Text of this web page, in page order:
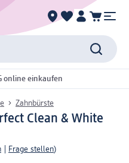
online einkaufen
Zahnbürste
Clean & White
Frage stellen)